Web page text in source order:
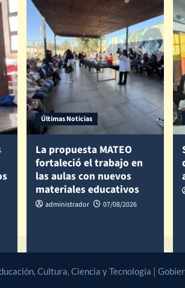
Últimas Noticias
La propuesta MATEO
fortaleció el trabajo en
las aulas con nuevos
materiales educativos
administrador 07/08/2026
Cultura, Ciencia y Tecnología |